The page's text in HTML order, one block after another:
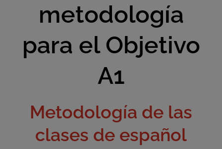
metodología
para el Objetivo
A1
Metodología de las
clases de español